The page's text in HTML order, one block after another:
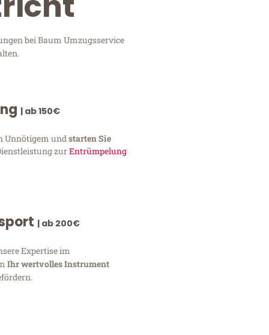
bei Baum Umzugsservice
| ab 150€
Unnötigem und starten Sie
zurEntrümpelung
| ab 200€
Expertise im
Ihr wertvolles Instrument